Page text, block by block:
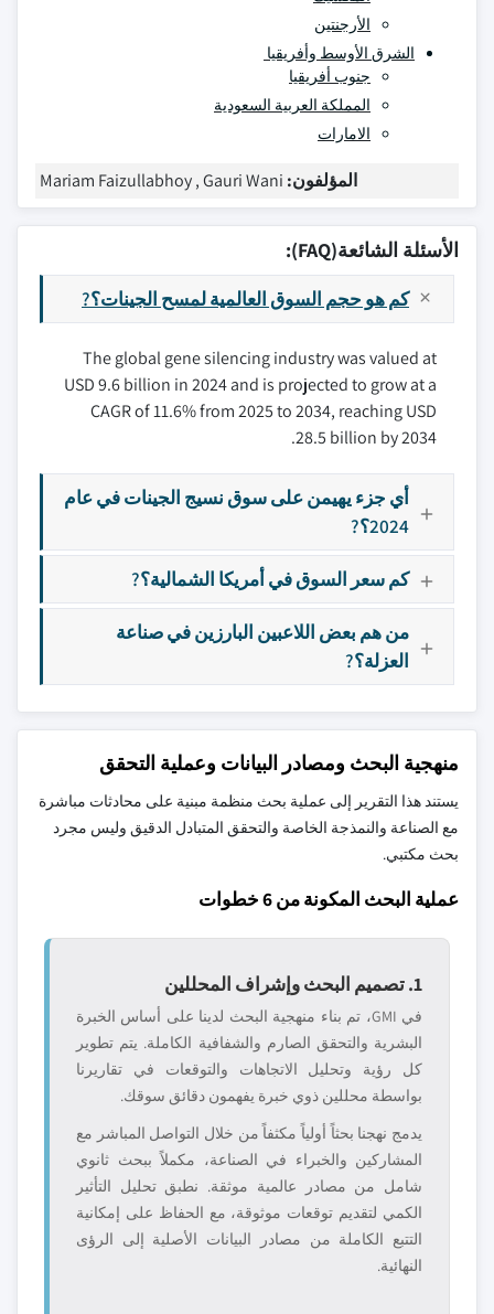
الأرجنتين
الشرق الأوسط وأفريقيا
جنوب أفريقيا
المملكة العربية السعودية
الامارات
المؤلفون: Mariam Faizullabhoy , Gauri Wani
الأسئلة الشائعة(FAQ):
كم هو حجم السوق العالمية لمسح الجينات؟?
The global gene silencing industry was valued at
USD 9.6 billion in 2024 and is projected to grow at a
CAGR of 11.6% from 2025 to 2034, reaching USD
28.5 billion by 2034.
أي جزء يهيمن على سوق نسيج الجينات في عام
2024؟?
كم سعر السوق في أمريكا الشمالية؟?
من هم بعض اللاعبين البارزين في صناعة
العزلة؟?
منهجية البحث ومصادر البيانات وعملية التحقق
يستند هذا التقرير إلى عملية بحث منظمة مبنية على محادثات مباشرة
مع الصناعة والنمذجة الخاصة والتحقق المتبادل الدقيق وليس مجرد
بحث مكتبي.
عملية البحث المكونة من 6 خطوات
1. تصميم البحث وإشراف المحللين
في GMI، تم بناء منهجية البحث لدينا على أساس الخبرة
البشرية والتحقق الصارم والشفافية الكاملة. يتم تطوير
كل رؤية وتحليل الاتجاهات والتوقعات في تقاريرنا
بواسطة محللين ذوي خبرة يفهمون دقائق سوقك.
يدمج نهجنا بحثاً أولياً مكثفاً من خلال التواصل المباشر مع
المشاركين والخبراء في الصناعة، مكملاً ببحث ثانوي
شامل من مصادر عالمية موثقة. نطبق تحليل التأثير
الكمي لتقديم توقعات موثوقة، مع الحفاظ على إمكانية
التتبع الكاملة من مصادر البيانات الأصلية إلى الرؤى
النهائية.